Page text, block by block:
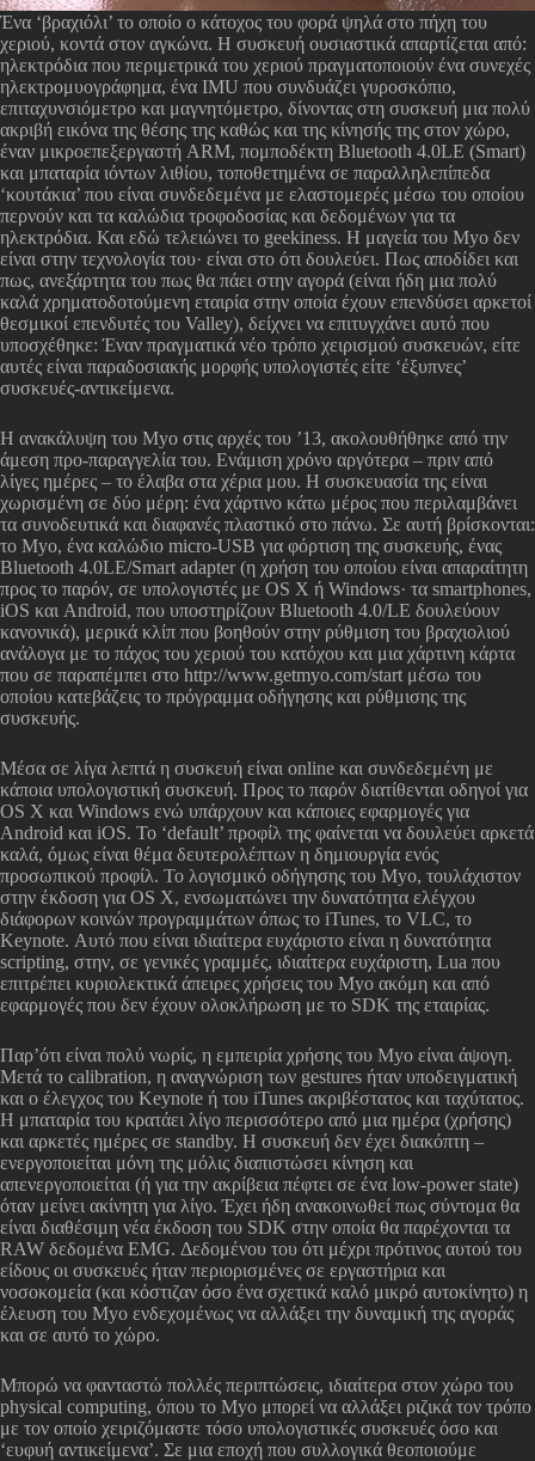
Ένα ‘βραχιόλι’ το οποίο ο κάτοχος του φορά ψηλά στο πήχη του
χεριού, κοντά στον αγκώνα. Η συσκευή ουσιαστικά απαρτίζεται από:
ηλεκτρόδια που περιμετρικά του χεριού πραγματοποιούν ένα συνεχές
ηλεκτρομυογράφημα, ένα IMU που συνδυάζει γυροσκόπιο,
επιταχυνσιόμετρο και μαγνητόμετρο, δίνοντας στη συσκευή μια πολύ
ακριβή εικόνα της θέσης της καθώς και της κίνησής της στον χώρο,
έναν μικροεπεξεργαστή ARM, πομποδέκτη Bluetooth 4.0LE (Smart)
και μπαταρία ιόντων λιθίου, τοποθετημένα σε παραλληλεπίπεδα
‘κουτάκια’ που είναι συνδεδεμένα με ελαστομερές μέσω του οποίου
περνούν και τα καλώδια τροφοδοσίας και δεδομένων για τα
ηλεκτρόδια. Και εδώ τελειώνει το geekiness. Η μαγεία του Myo δεν
είναι στην τεχνολογία του· είναι στο ότι δουλεύει. Πως αποδίδει και
πως, ανεξάρτητα του πως θα πάει στην αγορά (είναι ήδη μια πολύ
καλά χρηματοδοτούμενη εταιρία στην οποία έχουν επενδύσει αρκετοί
θεσμικοί επενδυτές του Valley), δείχνει να επιτυγχάνει αυτό που
υποσχέθηκε: Έναν πραγματικά νέο τρόπο χειρισμού συσκευών, είτε
αυτές είναι παραδοσιακής μορφής υπολογιστές είτε ‘έξυπνες’
συσκευές-αντικείμενα.
Η ανακάλυψη του Myo στις αρχές του ’13, ακολουθήθηκε από την
άμεση προ-παραγγελία του. Ενάμιση χρόνο αργότερα – πριν από
λίγες ημέρες – το έλαβα στα χέρια μου. Η συσκευασία της είναι
χωρισμένη σε δύο μέρη: ένα χάρτινο κάτω μέρος που περιλαμβάνει
τα συνοδευτικά και διαφανές πλαστικό στο πάνω. Σε αυτή βρίσκονται:
το Myo, ένα καλώδιο micro-USB για φόρτιση της συσκευής, ένας
Bluetooth 4.0LE/Smart adapter (η χρήση του οποίου είναι απαραίτητη
προς το παρόν, σε υπολογιστές με OS X ή Windows· τα smartphones,
iOS και Android, που υποστηρίζουν Bluetooth 4.0/LE δουλεύουν
κανονικά), μερικά κλίπ που βοηθούν στην ρύθμιση του βραχιολιού
ανάλογα με το πάχος του χεριού του κατόχου και μια χάρτινη κάρτα
που σε παραπέμπει στο http://www.getmyo.com/start μέσω του
οποίου κατεβάζεις το πρόγραμμα οδήγησης και ρύθμισης της
συσκευής.
Μέσα σε λίγα λεπτά η συσκευή είναι online και συνδεδεμένη με
κάποια υπολογιστική συσκευή. Προς το παρόν διατίθενται οδηγοί για
OS X και Windows ενώ υπάρχουν και κάποιες εφαρμογές για
Android και iOS. Το ‘default’ προφίλ της φαίνεται να δουλεύει αρκετά
καλά, όμως είναι θέμα δευτερολέπτων η δημιουργία ενός
προσωπικού προφίλ. Το λογισμικό οδήγησης του Myo, τουλάχιστον
στην έκδοση για OS X, ενσωματώνει την δυνατότητα ελέγχου
διάφορων κοινών προγραμμάτων όπως το iTunes, το VLC, το
Keynote. Αυτό που είναι ιδιαίτερα ευχάριστο είναι η δυνατότητα
scripting, στην, σε γενικές γραμμές, ιδιαίτερα ευχάριστη, Lua που
επιτρέπει κυριολεκτικά άπειρες χρήσεις του Myo ακόμη και από
εφαρμογές που δεν έχουν ολοκλήρωση με το SDK της εταιρίας.
Παρ’ότι είναι πολύ νωρίς, η εμπειρία χρήσης του Myo είναι άψογη.
Μετά το calibration, η αναγνώριση των gestures ήταν υποδειγματική
και ο έλεγχος του Keynote ή του iTunes ακριβέστατος και ταχύτατος.
Η μπαταρία του κρατάει λίγο περισσότερο από μια ημέρα (χρήσης)
και αρκετές ημέρες σε standby. Η συσκευή δεν έχει διακόπτη –
ενεργοποιείται μόνη της μόλις διαπιστώσει κίνηση και
απενεργοποιείται (ή για την ακρίβεια πέφτει σε ένα low-power state)
όταν μείνει ακίνητη για λίγο. Έχει ήδη ανακοινωθεί πως σύντομα θα
είναι διαθέσιμη νέα έκδοση του SDK στην οποία θα παρέχονται τα
RAW δεδομένα EMG. Δεδομένου του ότι μέχρι πρότινος αυτού του
είδους οι συσκευές ήταν περιορισμένες σε εργαστήρια και
νοσοκομεία (και κόστιζαν όσο ένα σχετικά καλό μικρό αυτοκίνητο) η
έλευση του Myo ενδεχομένως να αλλάξει την δυναμική της αγοράς
και σε αυτό το χώρο.
Μπορώ να φανταστώ πολλές περιπτώσεις, ιδιαίτερα στον χώρο του
physical computing, όπου το Myo μπορεί να αλλάξει ριζικά τον τρόπο
με τον οποίο χειριζόμαστε τόσο υπολογιστικές συσκευές όσο και
‘ευφυή αντικείμενα’. Σε μια εποχή που συλλογικά θεοποιούμε